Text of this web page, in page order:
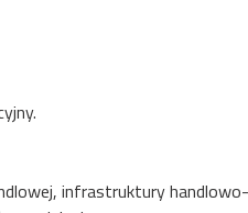
infrastruktury